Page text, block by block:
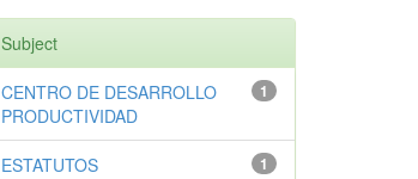
Subject
1
CENTRO DE DESARROLLO
PRODUCTIVIDAD
1
ESTATUTOS